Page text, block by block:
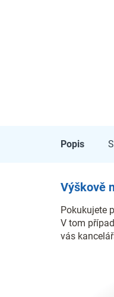
Popis
Výškově
Pokukujete
V tom
vás